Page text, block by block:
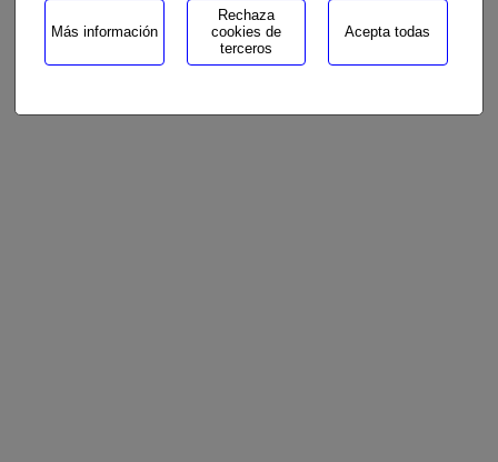
Más información
Rechaza
cookies de
terceros
Acepta todas